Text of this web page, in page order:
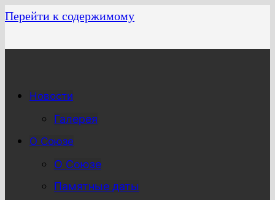
Перейти к содержимому
Новости
Галерея
О Союзе
О Союзе
Памятные даты